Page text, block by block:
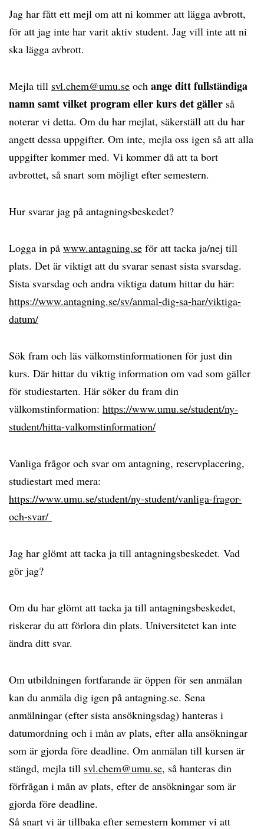
Jag har fått ett mejl om att ni kommer att lägga avbrott,
för att jag inte har varit aktiv student. Jag vill inte att ni
ska lägga avbrott.
Mejla till svl.chem@umu.se och ange ditt fullständiga
namn samt vilket program eller kurs det gäller så
noterar vi detta. Om du har mejlat, säkerställ att du har
angett dessa uppgifter. Om inte, mejla oss igen så att alla
uppgifter kommer med. Vi kommer då att ta bort
avbrottet, så snart som möjligt efter semestern.
Hur svarar jag på antagningsbeskedet?
Logga in på www.antagning.se för att tacka ja/nej till
plats. Det är viktigt att du svarar senast sista svarsdag.
Sista svarsdag och andra viktiga datum hittar du här:
https://www.antagning.se/sv/anmal-dig-sa-har/viktiga-
datum/
Sök fram och läs välkomstinformationen för just din
kurs. Där hittar du viktig information om vad som gäller
för studiestarten. Här söker du fram din
välkomstinformation: https://www.umu.se/student/ny-
student/hitta-valkomstinformation/
Vanliga frågor och svar om antagning, reservplacering,
studiestart med mera:
https://www.umu.se/student/ny-student/vanliga-fragor-
och-svar/
Jag har glömt att tacka ja till antagningsbeskedet. Vad
gör jag?
Om du har glömt att tacka ja till antagningsbeskedet,
riskerar du att förlora din plats. Universitetet kan inte
ändra ditt svar.
Om utbildningen fortfarande är öppen för sen anmälan
kan du anmäla dig igen på antagning.se. Sena
anmälningar (efter sista ansökningsdag) hanteras i
datumordning och i mån av plats, efter alla ansökningar
som är gjorda före deadline. Om anmälan till kursen är
stängd, mejla till svl.chem@umu.se, så hanteras din
förfrågan i mån av plats, efter de ansökningar som är
gjorda före deadline.
Så snart vi är tillbaka efter semestern kommer vi att